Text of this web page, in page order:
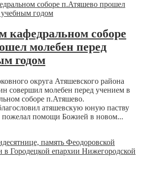
кафедральном соборе
молебен перед
годом
округа Атяшевского района
совершил молебен перед учением в
соборе п.Атяшево.
атяшевскую юную паству
пожелал помощи Божией в новом...